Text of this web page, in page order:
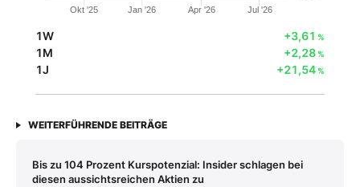
Okt '25 Jan '26 Apr '26 Jul '26
1W +3,61 %
1M +2,28%
1J +21,54%
WEITERFÜHRENDE BEITRÄGE
Bis zu 104 Prozent Kurspotenzial: Insider schlagen bei
diesen aussichtsreichen Aktien zu